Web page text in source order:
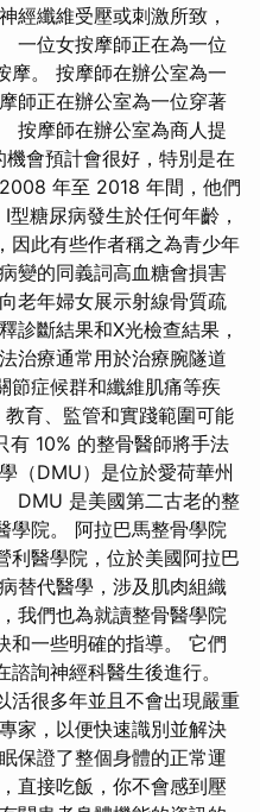
經纖維受壓或刺激所致，
一位女按摩師正在為一位
摩。 按摩師在辦公室為一
師正在辦公室為一位穿著
按摩師在辦公室為商人提
機會預計會很好，特別是在
年至 2018 年間，他們
糖尿病發生於任何年齡，
因此有些作者稱之為青少年
變的同義詞高血糖會損害
老年婦女展示射線骨質疏
診斷結果和X光檢查結果，
治療通常用於治療腕隧道
節症候群和纖維肌痛等疾
育、監管和實踐範圍可能
有 10% 的整骨醫師將手法
（DMU）是位於愛荷華州
DMU 是美國第二古老的整
學院。 阿拉巴馬整骨學院
利醫學院，位於美國阿拉巴
替代醫學，涉及肌肉組織
我們也為就讀整骨醫學院
和一些明確的指導。 它們
詢神經科醫生後進行。
活很多年並且不會出現嚴重
家，以便快速識別並解決
保證了整個身體的正常運
直接吃飯，你不會感到壓